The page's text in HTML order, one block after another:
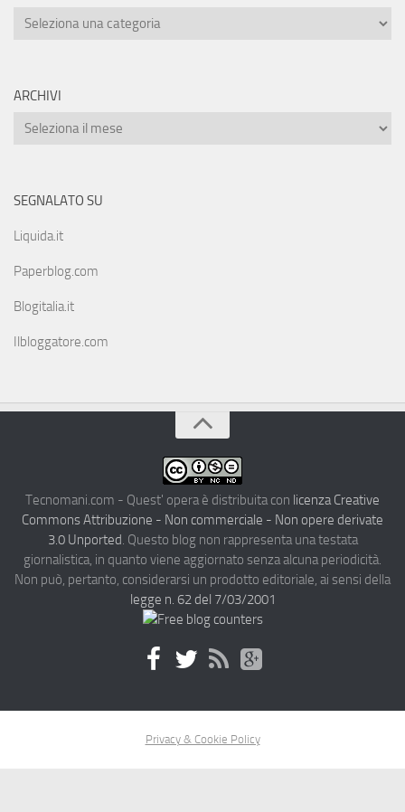
ARCHIVI
SEGNALATO SU
Liquida.it
Paperblog.com
Blogitalia.it
Ilbloggatore.com
Tecnomani.com - Quest' opera è distribuita con licenza Creative
Commons Attribuzione - Non commerciale - Non opere derivate
3.0 Unported. Questo blog non rappresenta una testata
giornalistica, in quanto viene aggiornato senza alcuna periodicità.
Non può, pertanto, considerarsi un prodotto editoriale, ai sensi della
legge n. 62 del 7/03/2001
Privacy & Cookie Policy